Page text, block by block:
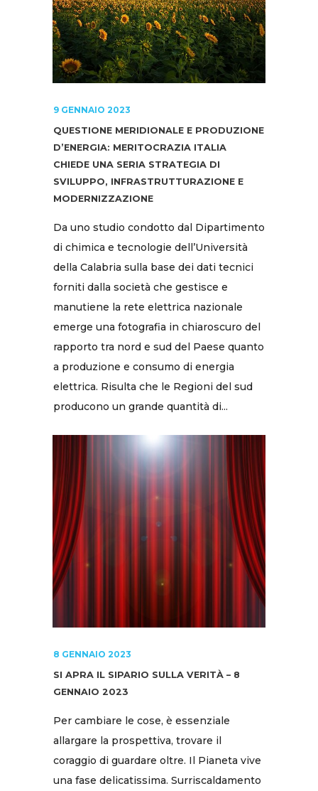
9 GENNAIO 2023
QUESTIONE MERIDIONALE E PRODUZIONE
D’ENERGIA: MERITOCRAZIA ITALIA
CHIEDE UNA SERIA STRATEGIA DI
SVILUPPO, INFRASTRUTTURAZIONE E
MODERNIZZAZIONE
Da uno studio condotto dal Dipartimento
di chimica e tecnologie dell’Università
della Calabria sulla base dei dati tecnici
forniti dalla società che gestisce e
manutiene la rete elettrica nazionale
emerge una fotografia in chiaroscuro del
rapporto tra nord e sud del Paese quanto
a produzione e consumo di energia
elettrica. Risulta che le Regioni del sud
producono un grande quantità di...
8 GENNAIO 2023
SI APRA IL SIPARIO SULLA VERITÀ – 8
GENNAIO 2023
Per cambiare le cose, è essenziale
allargare la prospettiva, trovare il
coraggio di guardare oltre. Il Pianeta vive
una fase delicatissima. Surriscaldamento